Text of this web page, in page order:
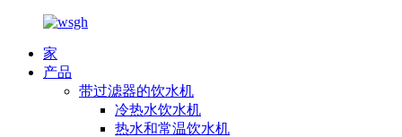
家
产品
带过滤器的饮水机
冷热水饮水机
热水和常温饮水机